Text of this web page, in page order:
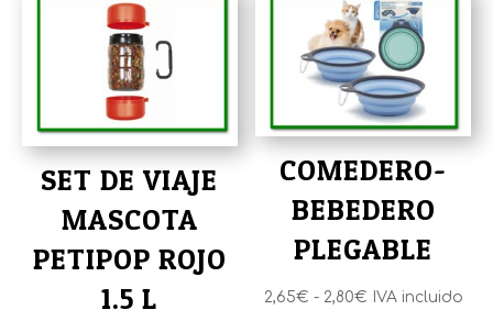
SET DE VIAJE
MASCOTA
PETIPOP ROJO
1.5 L
COMEDERO-
BEBEDERO
PLEGABLE
2,65€ - 2,80€Rango
IVA incluido